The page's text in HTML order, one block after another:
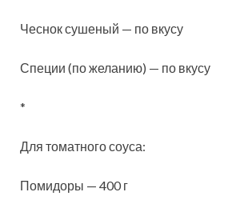
Чеснок сушеный — по вкусу
Специи (по желанию) — по вкусу
*
Для томатного соуса:
Помидоры — 400 г